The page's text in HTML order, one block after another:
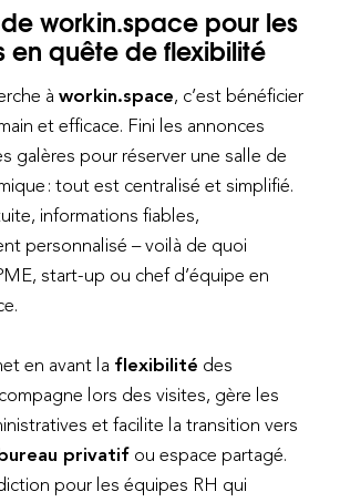
workin.space pour les
en quête de flexibilité
à workin.space, c’est bénéficier
et efficace. Fini les annonces
galères pour réserver une salle de
: tout est centralisé et simplifié.
informations fiables,
personnalisé – voilà de quoi
start-up ou chef d’équipe en
en avant la flexibilité des
lors des visites, gère les
et facilite la transition vers
privatif ou espace partagé.
pour les équipes RH qui